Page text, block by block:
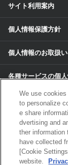
サイト利用案内
個人情報保護方針
個人情報のお取扱
各種サービスの個
サイトマップ
We use
to personalize
e share
dvertising and
ther information
have collected
[Cookie
website.